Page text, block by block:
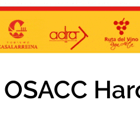
OSACC